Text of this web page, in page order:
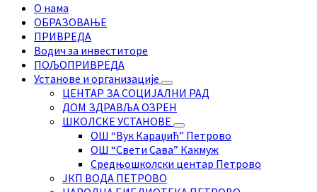
О нама
ОБРАЗОВАЊЕ
ПРИВРЕДА
Водич за инвеститоре
ПОЉОПРИВРЕДА
Установе и организације
ЦЕНТАР ЗА СОЦИЈАЛНИ РАД
ДОМ ЗДРАВЉА ОЗРЕН
ШКОЛСКЕ УСТАНОВЕ
ОШ “Вук Караџић” Петрово
ОШ “Свети Сава” Какмуж
Средњошколски центар Петрово
ЈКП ВОДА ПЕТРОВО